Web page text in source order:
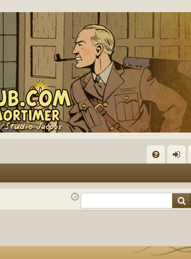
Q ne
xi